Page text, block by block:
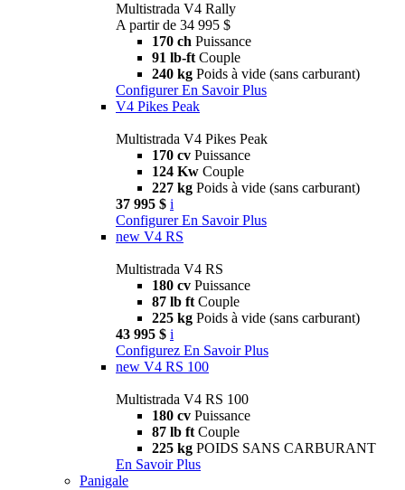
Multistrada V4 Rally
A partir de 34 995 $
170 ch Puissance
91 lb-ft Couple
240 kg Poids à vide (sans carburant)
Configurer En Savoir Plus
V4 Pikes Peak
Multistrada V4 Pikes Peak
170 cv Puissance
124 Kw Couple
227 kg Poids à vide (sans carburant)
37 995 $ i
Configurer En Savoir Plus
new V4 RS
Multistrada V4 RS
180 cv Puissance
87 lb ft Couple
225 kg Poids à vide (sans carburant)
43 995 $ i
Configurez En Savoir Plus
new V4 RS 100
Multistrada V4 RS 100
180 cv Puissance
87 lb ft Couple
225 kg POIDS SANS CARBURANT
En Savoir Plus
Panigale